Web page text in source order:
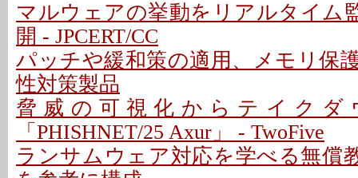
マルウェアの挙動をリアルタイム
開 - JPCERT/CC
パッチや緩和策の適用、メモリ保
性対策製品
脅威の可視化からテイクダ
「PHISHNET/25 Axur」 - TwoFive
ランサムウェア対応を学べる無償